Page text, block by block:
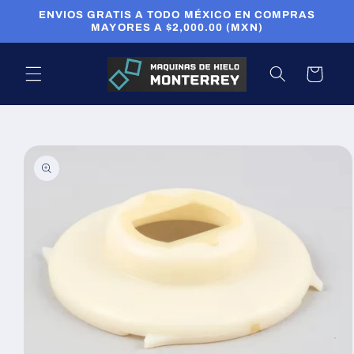
directamente
ENVIOS GRATIS A TODO MÉXICO EN COMPRAS
MAYORES A $2,000.00 (MXN)
Carrito
directamente
a la
información